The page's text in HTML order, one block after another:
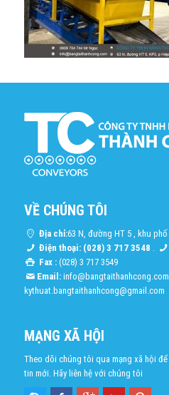
VỀ CHÚNG TÔI
Địa chỉ:63 N, đường HT 5 , khu
Điện thoại: (028) 3 717 3548 .
Fax :(028) 3 717 3549
Email: info@bangtaithanhcong.com
kythuat.bangtaithanhcong@gmail.com
MẠNG XÃ HỘI
Theo dõi chúng tôi qua mạng xã hội
tin mới. Hãy liên hệ với chúng tôi